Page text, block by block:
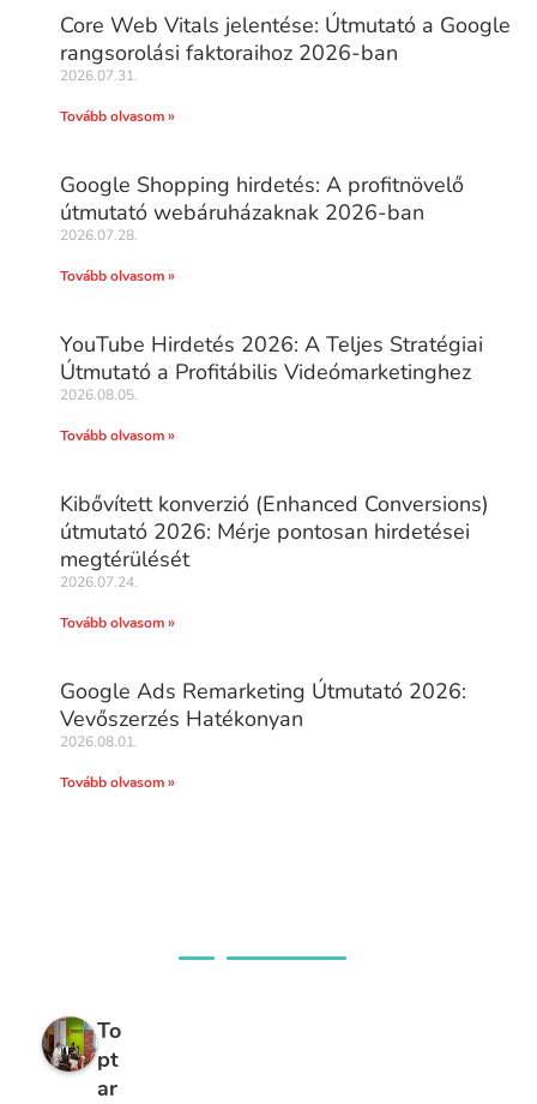
Core Web Vitals jelentése: Útmutató a Google
rangsorolási faktoraihoz 2026-ban
2026.07.31.
Tovább olvasom »
Google Shopping hirdetés: A profitnövelő
útmutató webáruházaknak 2026-ban
2026.07.28.
Tovább olvasom »
YouTube Hirdetés 2026: A Teljes Stratégiai
Útmutató a Profitábilis Videómarketinghez
2026.08.05.
Tovább olvasom »
Kibővített konverzió (Enhanced Conversions)
útmutató 2026: Mérje pontosan hirdetései
megtérülését
2026.07.24.
Tovább olvasom »
Google Ads Remarketing Útmutató 2026:
Vevőszerzés Hatékonyan
2026.08.01.
Tovább olvasom »
To
pt
ar